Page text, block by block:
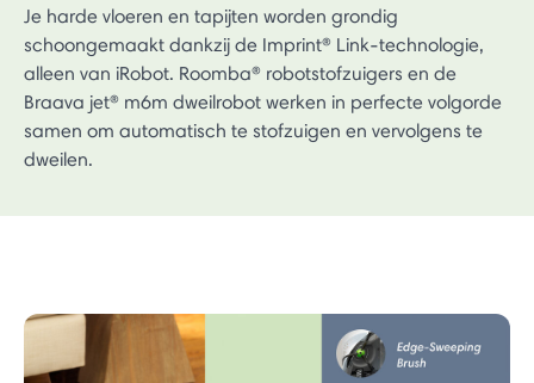
Je harde vloeren en tapijten worden grondig
schoongemaakt dankzij de Imprint® Link-technologie,
alleen van iRobot. Roomba® robotstofzuigers en de
Braava jet® m6m dweilrobot werken in perfecte volgorde
samen om automatisch te stofzuigen en vervolgens te
dweilen.